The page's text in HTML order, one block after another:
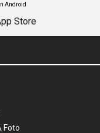
Android
Foto